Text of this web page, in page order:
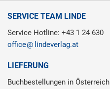
SERVICE TEAM LINDE
Service Hotline: +43 1 24 630
office
lindeverlag.at
LIEFERUNG
Buchbestellungen in Österreich